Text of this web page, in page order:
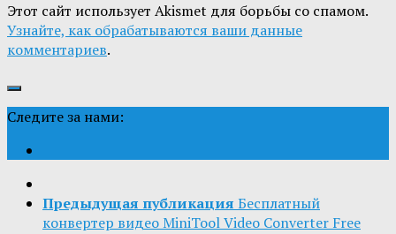
Этот сайт использует Akismet для борьбы со спамом.
Узнайте, как обрабатываются ваши данные
комментариев.
Следите за нами:
Предыдущая публикация Бесплатный
конвертер видео MiniTool Video Converter Free